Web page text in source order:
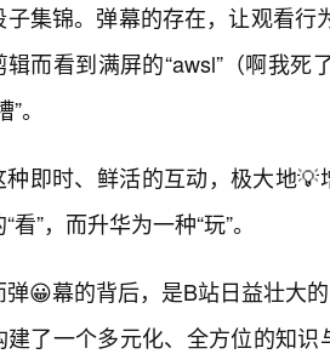
子集锦。弹幕的存在，让观看
辑而看到满屏的“awsl”（啊我
。
种即时、鲜活的互动，极大地
看”，而升华为一种“玩”。
弹😀幕的背后，是B站日益壮大
建了一个多元化、全方位的知